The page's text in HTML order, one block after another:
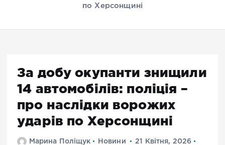
по Херсонщині
За добу окупанти знищили
14 автомобілів: поліція –
про наслідки ворожих
ударів по Херсонщині
Марина Поліщук Новини
21 Квітня, 2026